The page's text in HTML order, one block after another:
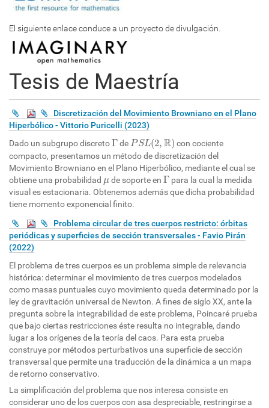
El siguiente enlace conduce a un proyecto de divulgación.
Tesis de Maestría
Discretización del Movimiento Browniano en el Plano
Hiperbólico - Vittorio Puricelli (2023)
Dado un subgrupo discretoΓ
Γ dePSL(2, R)
PSL( 2, R)
con cociente
compacto, presentamos un método de discretización del
Movimiento Browniano en el Plano Hiperbólico, mediante el cual se
obtiene una probabilidad μ
μ de soporte en Γ
Γ para la cual la medida
visual es estacionaria. Obtenemos además que dicha probabilidad
tiene momento exponencial finito.
Problema circular de tres cuerpos restricto: órbitas
periódicas y superficies de sección transversales - Favio Pirán
(2022)
El problema de tres cuerpos es un problema simple de relevancia
histórica: determinar el movimiento de tres cuerpos modelados
como masas puntuales cuyo movimiento queda determinado por la
ley de gravitación universal de Newton. A fines de siglo XX, ante la
pregunta sobre la integrabilidad de este problema, Poincaré prueba
que bajo ciertas restricciones éste resulta no integrable, dando
lugar a los orígenes de la teoría del caos. Para esta prueba
construye por métodos perturbativos una superficie de sección
transversal que permite una traducción de la dinámica a un mapa
de retorno conservativo.
La simplificación del problema que nos interesa consiste en
considerar uno de los cuerpos con asa despreciable, restringirse a